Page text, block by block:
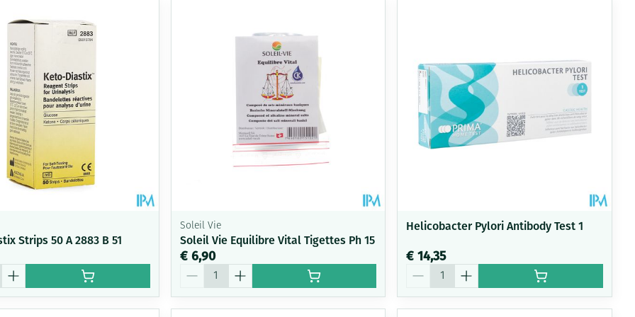
Strips 50 A 2883 B 51
Soleil Vie
Soleil Vie Equilibre Vital Tigettes Ph 15
€ 6,90
Helicobacter Pylori Antibody Test 1
€ 14,35